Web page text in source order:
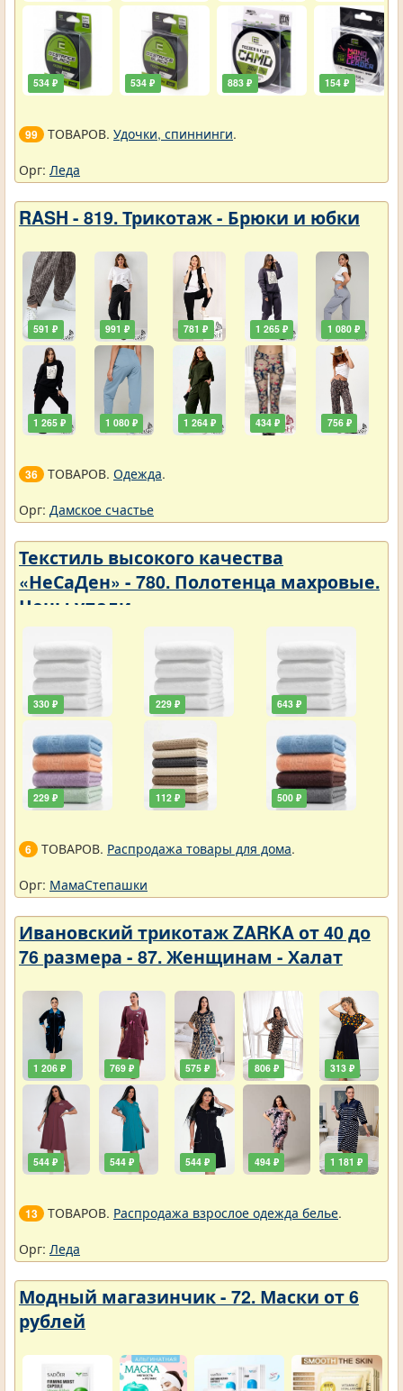
534 ₽ 534 ₽ 883 ₽ 154 ₽
99 ТОВАРОВ. Удочки, спиннинги.
Орг: Леда
RASH - 819. Трикотаж - Брюки и юбки
591 ₽
1 265 ₽
991 ₽
1 080 ₽
781 ₽
1 264 ₽
1 265 ₽
434 ₽
1 080 ₽
756 ₽
36 ТОВАРОВ. Одежда.
Орг: Дамское счастье
Текстиль высокого качества
«НеСаДен» - 780. Полотенца махровые.
Цены упали
330 ₽
229 ₽
229 ₽
112 ₽
643 ₽
500 ₽
6 ТОВАРОВ. Распродажа товары для дома.
Орг: МамаСтепашки
Ивановский трикотаж ZARKA от 40 до
76 размера - 87. Женщинам - Халат
1 206 ₽
544 ₽
769 ₽
544 ₽
575 ₽
544 ₽
806 ₽
494 ₽
313 ₽
1 181 ₽
13 ТОВАРОВ. Распродажа взрослое одежда белье.
Орг: Леда
Модный магазинчик - 72. Маски от 6
рублей